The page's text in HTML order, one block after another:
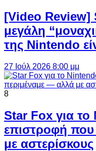
[Video Review]
μεγάλη
της Nintendo
27 Ιούλ 2026 8:00 μμ
8
Star Fox για
επιστροφή
με αστερίσκους